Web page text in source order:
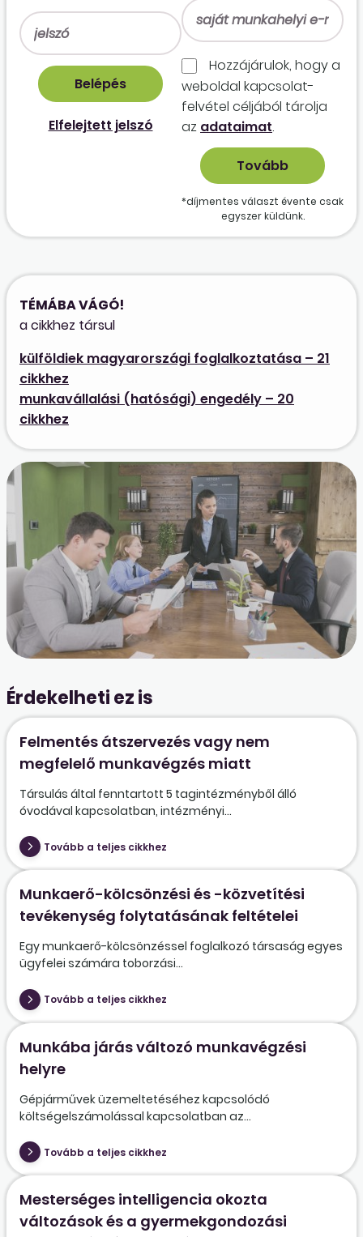
Elfelejtett jelszó
Hozzájárulok, hogy a
weboldal kapcso­lat­
felvétel céljából tárolja
az adataimat.
*díjmentes választ évente csak
egyszer küldünk.
TÉMÁBA VÁGÓ!
a cikkhez társul
külföldiek magyarországi foglalkoztatása – 21
cikkhez
munkavállalási (hatósági) engedély – 20
cikkhez
Érdekelheti ez is
Felmentés átszervezés vagy nem
megfelelő munkavégzés miatt
Társulás által fenntartott 5 tagintézményből álló
óvodával kapcsolatban, intézményi...
Tovább a teljes cikkhez
Munkaerő-kölcsönzési és -közvetítési
tevékenység folytatásának feltételei
Egy munkaerő-kölcsönzéssel foglalkozó társaság egyes
ügyfelei számára toborzási...
Tovább a teljes cikkhez
Munkába járás változó munkavégzési
helyre
Gépjárművek üzemeltetéséhez kapcsolódó
költségelszámolással kapcsolatban az...
Tovább a teljes cikkhez
Mesterséges intelligencia okozta
változások és a gyermekgondozási